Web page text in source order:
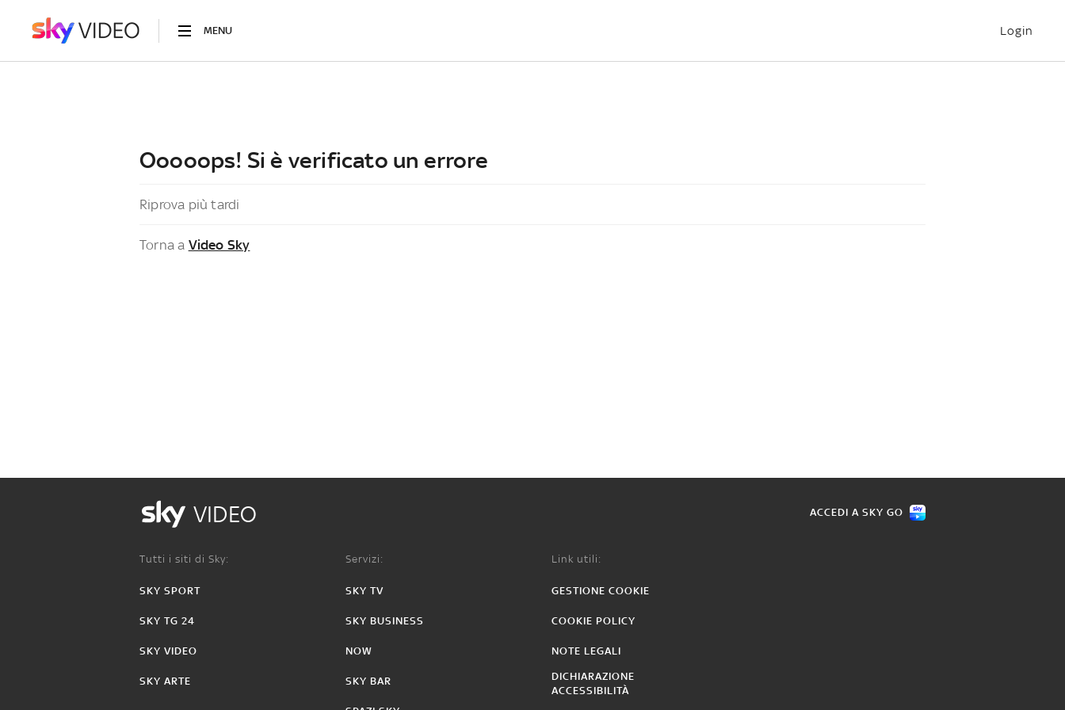
MENU Login
Ooooops! Si è verificato un errore
Riprova più tardi
Torna a Video Sky
VIDEO ACCEDI A SKY GO
Tutti i siti di Sky:
SKY SPORT
SKY TG 24
SKY VIDEO
SKY ARTE
Servizi:
SKY TV
SKY BUSINESS
NOW
SKY BAR
Link utili:
GESTIONE COOKIE
COOKIE POLICY
NOTE LEGALI
DICHIARAZIONE
ACCESSIBILITÀ